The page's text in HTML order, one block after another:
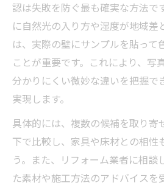
認は失敗を防ぐ最も確実な方法で
に自然光の入り方や湿度が地域差
は、実際の壁にサンプルを貼って
ことが重要です。これにより、写
分かりにくい微妙な違いを把握で
実現します。
具体的には、複数の候補を取り寄
下で比較し、家具や床材との相性
う。また、リフォーム業者に相談
た素材や施工方法のアドバイスを